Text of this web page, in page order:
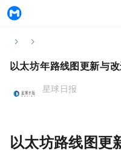
以太坊2024年路线图更新与
星球日报
以太坊路线图更